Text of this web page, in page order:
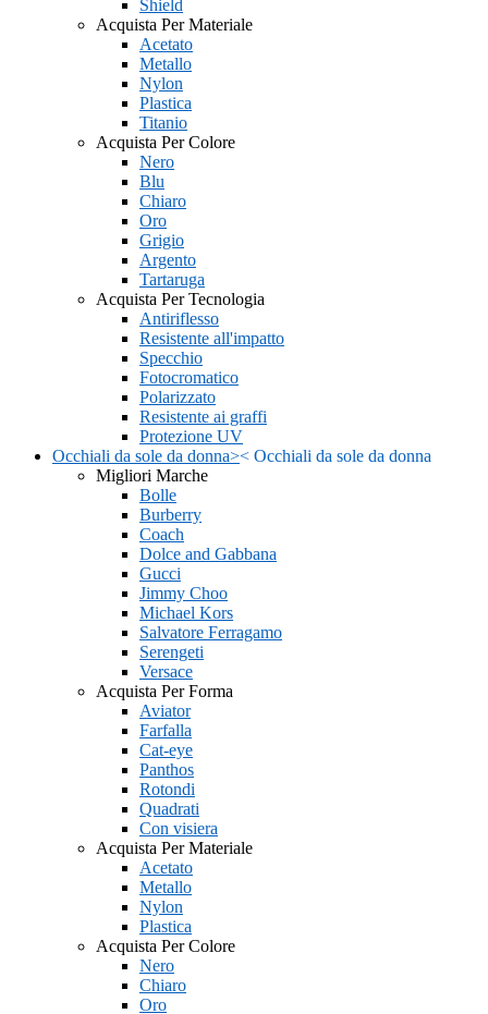
Shield
Acquista Per Materiale
Acetato
Metallo
Nylon
Plastica
Titanio
Acquista Per Colore
Nero
Blu
Chiaro
Oro
Grigio
Argento
Tartaruga
Acquista Per Tecnologia
Antiriflesso
Resistente all'impatto
Specchio
Fotocromatico
Polarizzato
Resistente ai graffi
Protezione UV
Occhiali da sole da donna>< Occhiali da sole da donna
Migliori Marche
Bolle
Burberry
Coach
Dolce and Gabbana
Gucci
Jimmy Choo
Michael Kors
Salvatore Ferragamo
Serengeti
Versace
Acquista Per Forma
Aviator
Farfalla
Cat-eye
Panthos
Rotondi
Quadrati
Con visiera
Acquista Per Materiale
Acetato
Metallo
Nylon
Plastica
Acquista Per Colore
Nero
Chiaro
Oro